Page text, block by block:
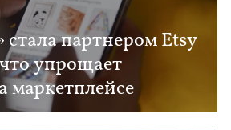
стала партнером Etsy
упрощает